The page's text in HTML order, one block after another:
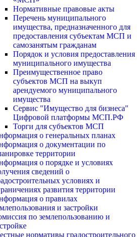
Нормативные правовые акты
Перечень муниципального
имущества, предназначенного для
предоставления субъектам МСП и
самозанятым гражданам
Порядок и условия предоставления
муниципального имущества
Преимущественное право
субъектов МСП на выкуп
арендуемого муниципального
имущества
Сервис "Имущество для бизнеса"
Цифровой платформы МСП.РФ
Торги для субъектов МСП
о генеральных планах
о документации по
территории
о порядке и условиях
сведений о
условиях и
развития территории
о правилах
и застройки
по землепользованию и
нормативы градостроительного